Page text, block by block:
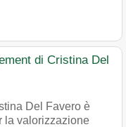
di Cristina Del
Del Favero è
la valorizzazione